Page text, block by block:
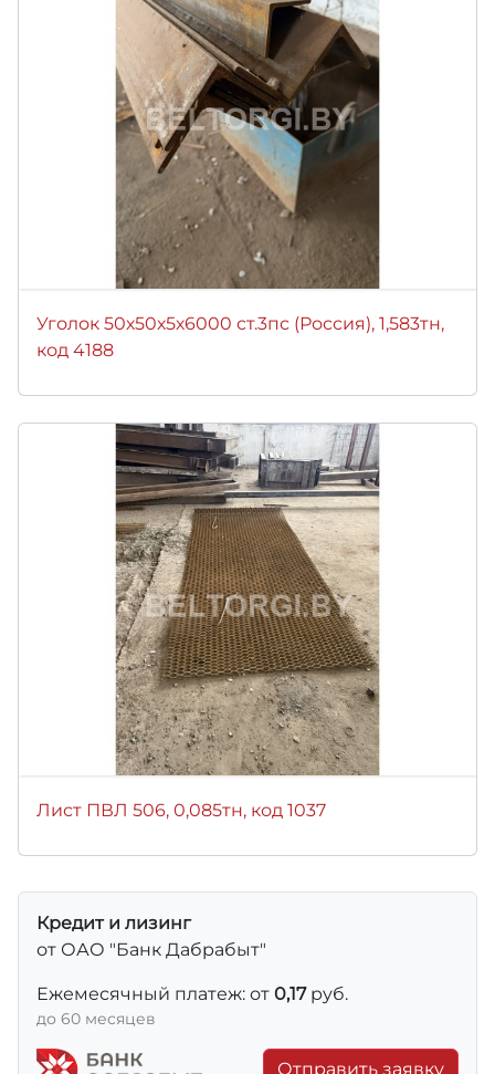
Уголок 50х50х5х6000 ст.3пс (Россия), 1,583тн,
код 4188
Лист ПВЛ 506, 0,085тн, код 1037
Кредит и лизинг
от ОАО "Банк Дабрабыт"
Ежемесячный платеж: от 0,17руб.
до 60 месяцев
Отправить заявку